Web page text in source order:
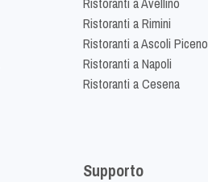
Ristoranti a Rimini
Ristoranti a Ascoli Piceno
Ristoranti a Napoli
Ristoranti a Cesena
Supporto